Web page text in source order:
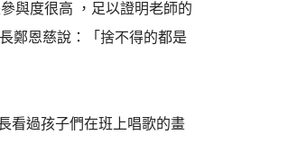
與度很高 ，足以證明老師的
鄭恩慈說：「捨不得的都是
看過孩子們在班上唱歌的畫